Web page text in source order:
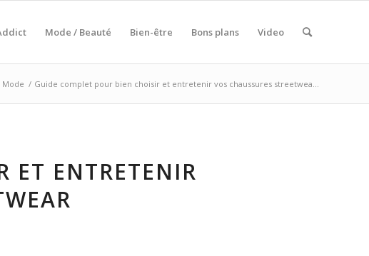
Mode / Beauté Bien-être Bons plans Video
Mode / Guide complet pour bien choisir et entretenir vos chaussures streetwea...
ET ENTRETENIR